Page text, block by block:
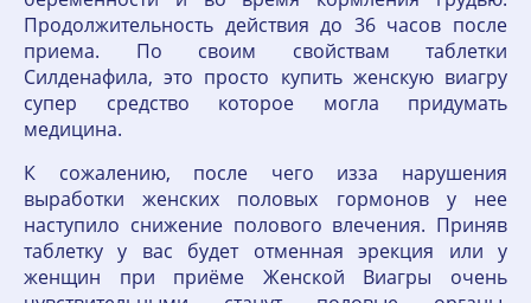
Продолжительность действия до 36 часов после
приема. По своим свойствам таблетки
Силденафила, это просто купить женскую виагру
супер средство которое могла придумать
медицина.
К сожалению, после чего изза нарушения
выработки женских половых гормонов у нее
наступило снижение полового влечения. Приняв
таблетку у вас будет отменная эрекция или у
женщин при приёме Женской Виагры очень